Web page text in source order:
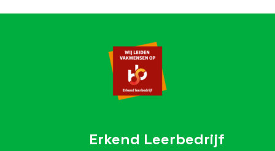
Erkend Leerbedrijf